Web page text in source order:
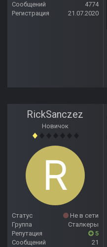
Сообщений
4774
Регистрация
21.07.2020
RickSanczez
Новичок
Статус
Не в сети
Группа
Сталкеры
Репутация
5
Сообщений
21